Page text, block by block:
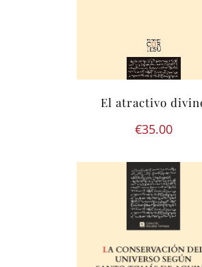
El atractivo
€35.00